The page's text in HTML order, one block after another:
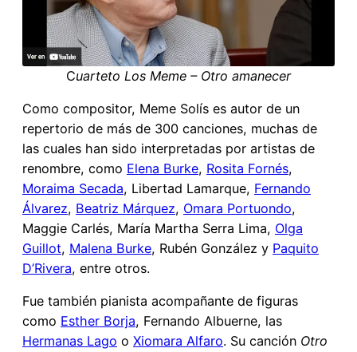
Cuarteto Los Meme – Otro amanecer
Como compositor, Meme Solís es autor de un
repertorio de más de 300 canciones, muchas de
las cuales han sido interpretadas por artistas de
renombre, como Elena Burke, Rosita Fornés,
Moraima Secada, Libertad Lamarque, Fernando
Álvarez, Beatriz Márquez, Omara Portuondo,
Maggie Carlés, María Martha Serra Lima, Olga
Guillot, Malena Burke, Rubén González y Paquito
D’Rivera, entre otros.
Fue también pianista acompañante de figuras
como Esther Borja, Fernando Albuerne, las
Hermanas Lago o Xiomara Alfaro. Su canción Otro